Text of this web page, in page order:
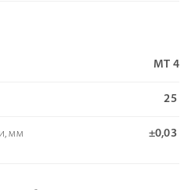
МТ 4
25
мм ±0,03